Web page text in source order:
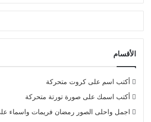
الأقسام
أكتب اسم على كروت متحركة
أكتب اسمك على صورة تورتة متحركة
اجمل واحلى الصور رمضان فريمات واسماء